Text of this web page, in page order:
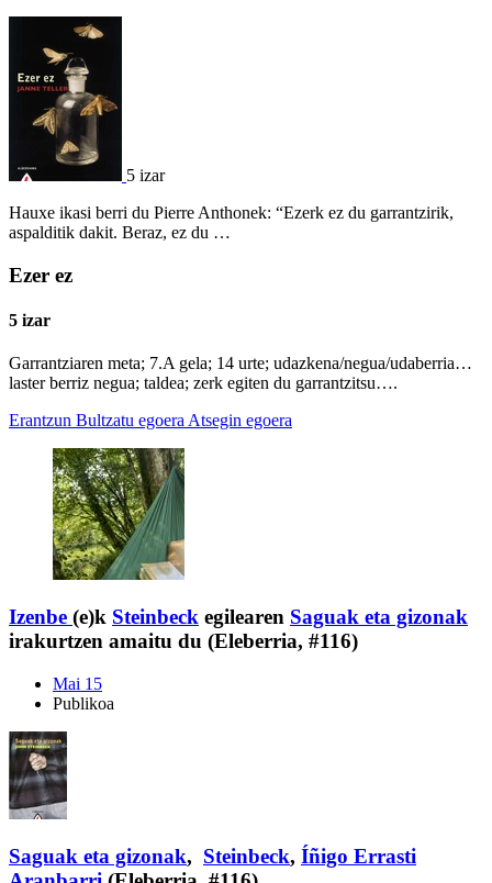
5 izar
Hauxe ikasi berri du Pierre Anthonek: “Ezerk ez du garrantzirik,
aspalditik dakit. Beraz, ez du …
Ezer ez
5 izar
Garrantziaren meta; 7.A gela; 14 urte; udazkena/negua/udaberria…
laster berriz negua; taldea; zerk egiten du garrantzitsu….
Erantzun Bultzatu egoeraAtsegin egoera
Izenbe (e)k Steinbeck egilearen Saguak eta gizonak
irakurtzen amaitu du (Eleberria, #116)
Mai 15
Publikoa
Saguak eta gizonak, Steinbeck, Íñigo Errasti